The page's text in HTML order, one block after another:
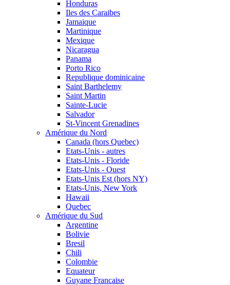
Honduras
Iles des Caraibes
Jamaique
Martinique
Mexique
Nicaragua
Panama
Porto Rico
Republique dominicaine
Saint Barthelemy
Saint Martin
Sainte-Lucie
Salvador
St-Vincent Grenadines
Amérique du Nord
Canada (hors Quebec)
Etats-Unis - autres
Etats-Unis - Floride
Etats-Unis - Ouest
Etats-Unis Est (hors NY)
Etats-Unis, New York
Hawaii
Quebec
Amérique du Sud
Argentine
Bolivie
Bresil
Chili
Colombie
Equateur
Guyane Francaise